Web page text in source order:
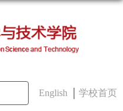
English 学校首页